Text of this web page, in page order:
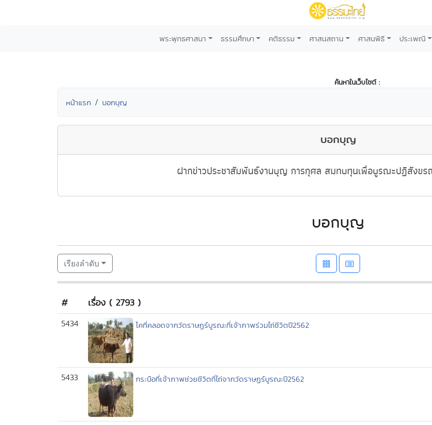
พระพุทธศาสนา ธรรมศึกษา คติธรรม ศาสนสถาน ศาสนพิธี ประเพณี
ค้นหาในเว็บไซต์ :
หน้าแรก บอกบุญ
บอกบุญ
ฝากข่าวประชาสัมพันธ์งานบุญ การกุศล สมทบทุนเพื่อบูรณะปฏิสังขร
บอกบุญ
เรียงลำดับ
# เรื่อง ( 2793 )
5434 โคที่คลอดจากวัดราษฏร์บูรณะที่เจ้าภาพร่วมไถ่ชีวิตปี2562
5433 กระบือที่เจ้าภาพช่วยชีวิตที่ไถ่จากวัดราษฏร์บูรณะปี2562